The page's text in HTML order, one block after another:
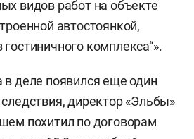
видов работ на объекте
автостоянкой,
комплекса“».
в деле появился еще один
директор «Эльбы»
похитил по договорам